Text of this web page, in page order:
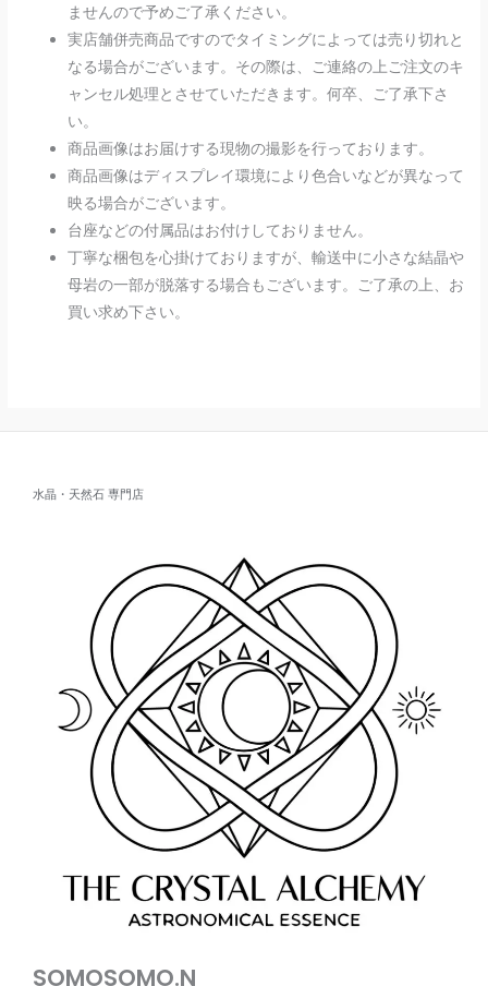
ませんので予めご了承ください。
実店舗併売商品ですのでタイミングによっては売り切れと
なる場合がございます。その際は、ご連絡の上ご注文のキ
ャンセル処理とさせていただきます。何卒、ご了承下さ
い。
商品画像はお届けする現物の撮影を行っております。
商品画像はディスプレイ環境により色合いなどが異なって
映る場合がございます。
台座などの付属品はお付けしておりません。
丁寧な梱包を心掛けておりますが、輸送中に小さな結晶や
母岩の一部が脱落する場合もございます。ご了承の上、お
買い求め下さい。
水晶・天然石 専門店
SOMOSOMO.N